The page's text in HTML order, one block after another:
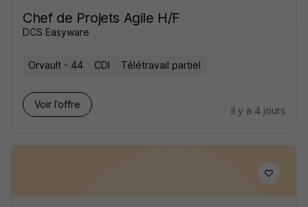
Chef de Projets Agile H/F
DCS Easyware
Orvault - 44 CDI Télétravail partiel
Voir l’offre
il y a 4 jours